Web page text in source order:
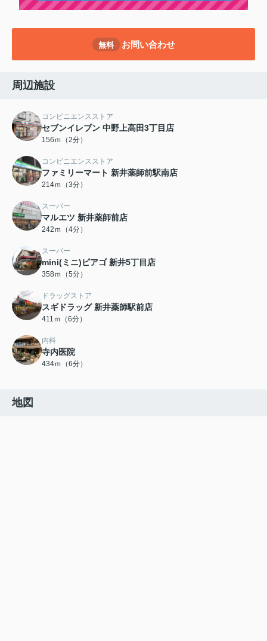
無料 お問い合わせ
周辺施設
コンビニエンスストア
セブンイレブン 中野上高田3丁目店
156ｍ（2分）
コンビニエンスストア
ファミリーマート 新井薬師前駅南店
214ｍ（3分）
スーパー
マルエツ 新井薬師前店
242ｍ（4分）
スーパー
mini(ミニ)ピアゴ 新井5丁目店
358ｍ（5分）
ドラッグストア
スギドラッグ 新井薬師駅前店
411ｍ（6分）
内科
寺内医院
434ｍ（6分）
地図